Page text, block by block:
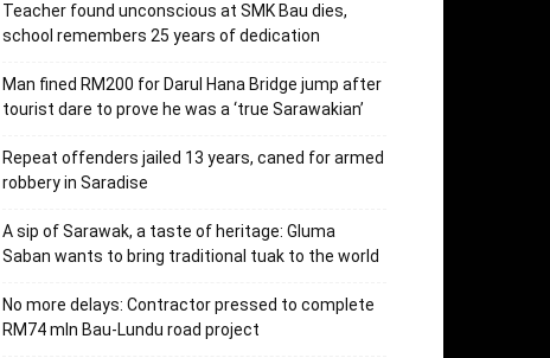
Teacher found unconscious at SMK Bau dies,
school remembers 25 years of dedication
Man fined RM200 for Darul Hana Bridge jump after
tourist dare to prove he was a ‘true Sarawakian’
Repeat offenders jailed 13 years, caned for armed
robbery in Saradise
A sip of Sarawak, a taste of heritage: Gluma
Saban wants to bring traditional tuak to the world
No more delays: Contractor pressed to complete
RM74 mln Bau-Lundu road project